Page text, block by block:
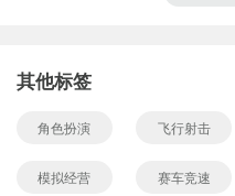
其他标签
角色扮演 飞行射击
模拟经营 赛车竞速